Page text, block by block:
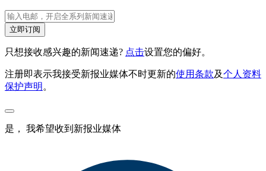
立即订阅
只想接收感兴趣的新闻速递? 点击设置您的偏好。
注册即表示我接受新报业媒体不时更新的使用条款及个人资料
保护声明。
是， 我希望收到新报业媒体